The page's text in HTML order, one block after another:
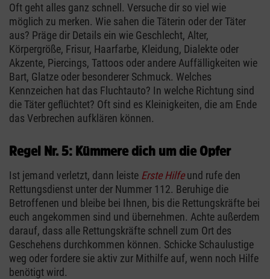
Oft geht alles ganz schnell. Versuche dir so viel wie
möglich zu merken. Wie sahen die Täterin oder der Täter
aus? Präge dir Details ein wie Geschlecht, Alter,
Körpergröße, Frisur, Haarfarbe, Kleidung, Dialekte oder
Akzente, Piercings, Tattoos oder andere Auffälligkeiten wie
Bart, Glatze oder besonderer Schmuck. Welches
Kennzeichen hat das Fluchtauto? In welche Richtung sind
die Täter geflüchtet? Oft sind es Kleinigkeiten, die am Ende
das Verbrechen aufklären können.
Regel Nr. 5: Kümmere dich um die Opfer
Ist jemand verletzt, dann leiste Erste Hilfeund rufe den
Rettungsdienst unter der Nummer 112. Beruhige die
Betroffenen und bleibe bei Ihnen, bis die Rettungskräfte bei
euch angekommen sind und übernehmen. Achte außerdem
darauf, dass alle Rettungskräfte schnell zum Ort des
Geschehens durchkommen können. Schicke Schaulustige
weg oder fordere sie aktiv zur Mithilfe auf, wenn noch Hilfe
benötigt wird.